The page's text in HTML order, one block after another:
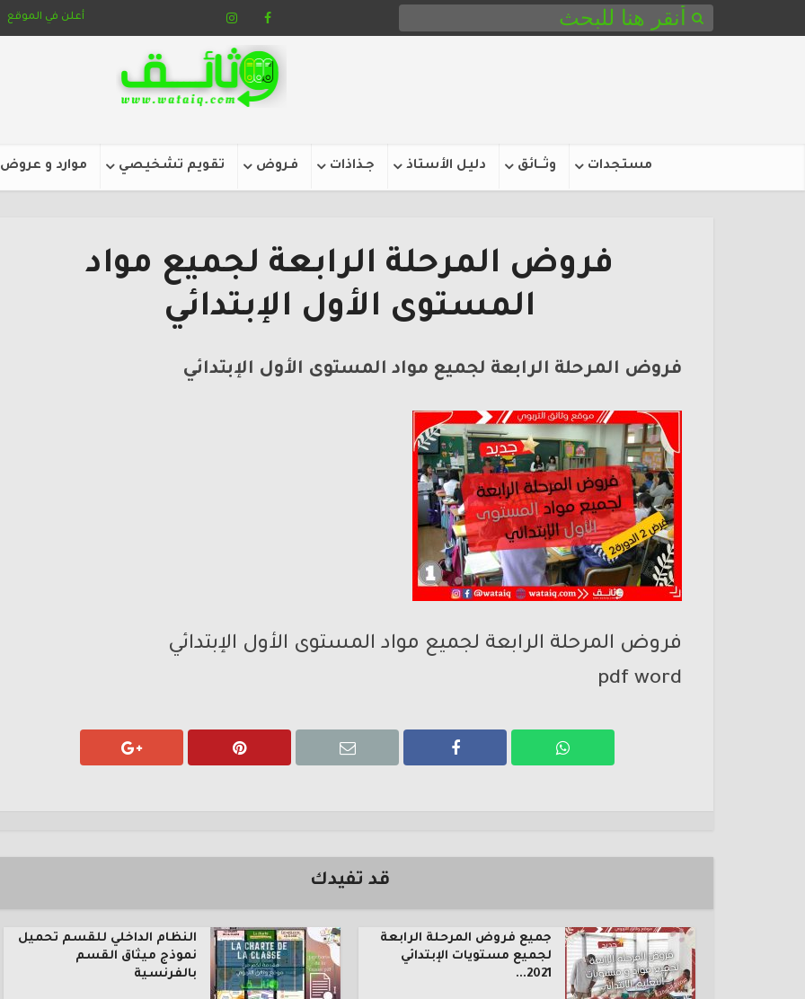
أعلن في الموقع
مستجدات وثـــائق دليل الأستاذ جـذاذات فـروض تقويم تشخيصي موارد و عروض
فروض المرحلة الرابعة لجميع مواد
المستوى الأول الإبتدائي
فروض المرحلة الرابعة لجميع مواد المستوى الأول الإبتدائي
فروض المرحلة الرابعة لجميع مواد المستوى الأول الإبتدائي
pdf word
قد تفيدك
جميع فروض المرحلة الرابعة
لجميع مستويات الإبتدائي
2021...
النظام الداخلي للقسم تحميل
نموذج ميثاق القسم
بالفرنسية